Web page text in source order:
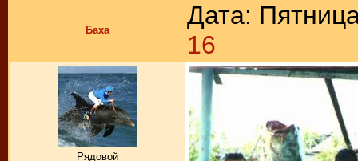
Баха
Дата:
16
Рядовой